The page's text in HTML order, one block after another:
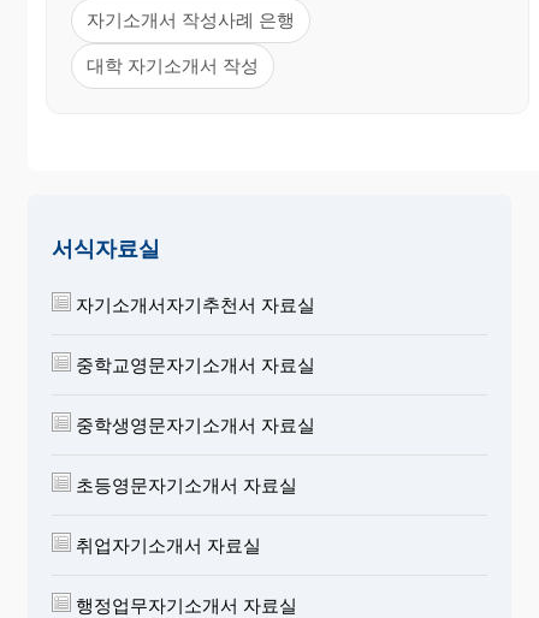
자기소개서 작성사례 은행
대학 자기소개서 작성
서식자료실
자기소개서자기추천서 자료실
중학교영문자기소개서 자료실
중학생영문자기소개서 자료실
초등영문자기소개서 자료실
취업자기소개서 자료실
행정업무자기소개서 자료실